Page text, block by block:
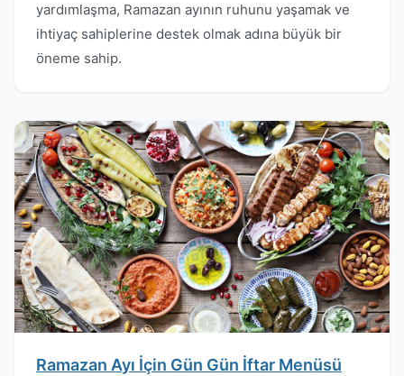
yardımlaşma, Ramazan ayının ruhunu yaşamak ve
ihtiyaç sahiplerine destek olmak adına büyük bir
öneme sahip.
Ramazan Ayı İçin Gün Gün İftar Menüsü